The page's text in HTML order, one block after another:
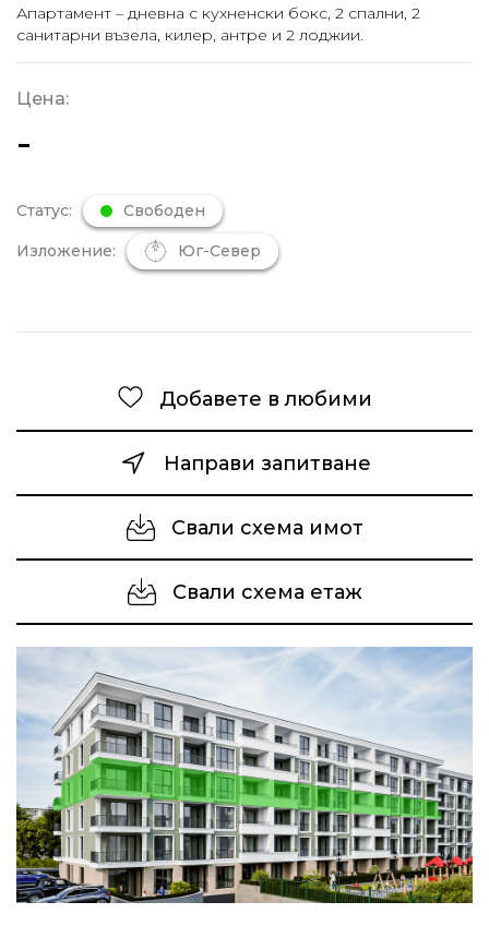
Апартамент – дневна с кухненски бокс, 2 спални, 2
санитарни възела, килер, антре и 2 лоджии.
Цена:
-
Статус: Свободен
Изложение: Юг-Север
Добавете в любими
Направи запитване
Свали схема имот
Свали схема етаж